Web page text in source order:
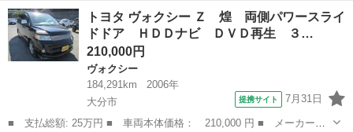
ー名： トヨタ ■ 車種名： アクア ■ グレード名： Ｓスタイル
ブラック ナビ（ＡＭ ＦＭ ＣＤ ＤＶＤ ＴＶ ＢＴ） トヨ
タ セーフ...
大分 大分市 アクア
トヨタ ヴォクシー Ｚ 煌 両側パワースライ
ドドア ＨＤＤナビ ＤＶＤ再生 ３…
210,000円
ヴォクシー
184,291km
2006年
大分市
提携サイト 7月31日
■ 支払総額: 25万円 ■ 車両本体価格： 210,000 円 ■ メーカー